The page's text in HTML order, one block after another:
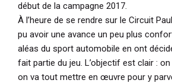
début de la campagne 2017.
À l’heure de se rendre sur le Circuit
pu avoir une avance un peu plus
aléas du sport automobile en ont
fait partie du jeu. L’objectif est clair :
on va tout mettre en œuvre pour y